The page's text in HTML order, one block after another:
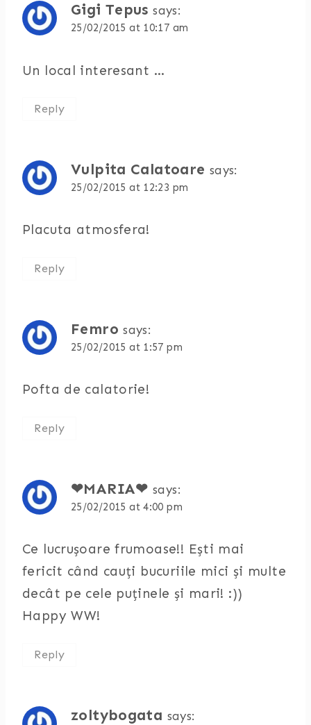
Gigi Tepus says:
25/02/2015 at 10:17 am
Un local interesant …
Reply
Vulpita Calatoare says:
25/02/2015 at 12:23 pm
Placuta atmosfera!
Reply
Femro says:
25/02/2015 at 1:57 pm
Pofta de calatorie!
Reply
❤MARIA❤ says:
25/02/2015 at 4:00 pm
Ce lucrușoare frumoase!! Ești mai
fericit când cauți bucuriile mici și multe
decât pe cele puținele și mari! :))
Happy WW!
Reply
zoltybogata says: